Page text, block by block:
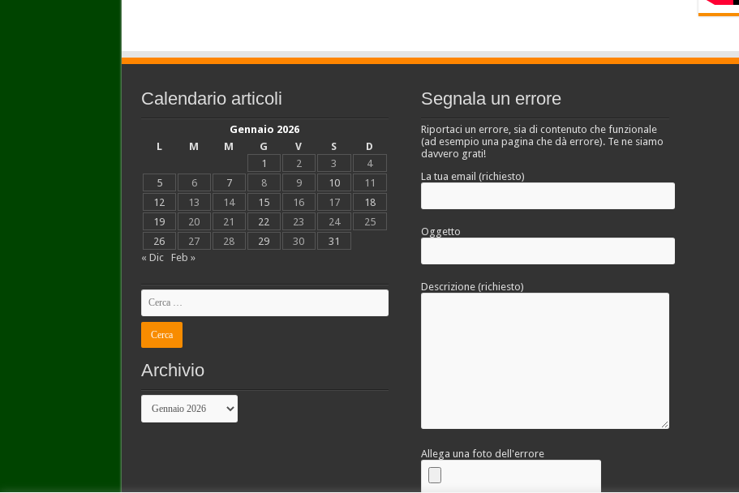
Calendario articoli
Gennaio 2026
L
M M G V S
D
1
2 3
4
5
6 7 8 9 10
11
12
13 14 15 16 17
18
19
20 21 22 23 24
25
26
27 28 29 30
31
« Dic
Feb »
Archivio
Archivio
Segnala un errore
Riportaci un errore, sia di contenuto che funzionale
(ad esempio una pagina che dà errore). Te ne siamo
davvero grati!
La tua email (richiesto)
Oggetto
Descrizione (richiesto)
Allega una foto dell'errore